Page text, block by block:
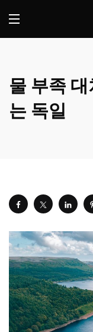
물 부족
는 독일